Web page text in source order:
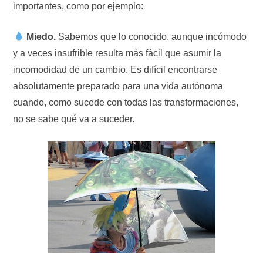
importantes, como por ejemplo:
Miedo.Sabemos que lo conocido, aunque incómodo
y a veces insufrible resulta más fácil que asumir la
incomodidad de un cambio. Es difícil encontrarse
absolutamente preparado para una vida autónoma
cuando, como sucede con todas las transformaciones,
no se sabe qué va a suceder.